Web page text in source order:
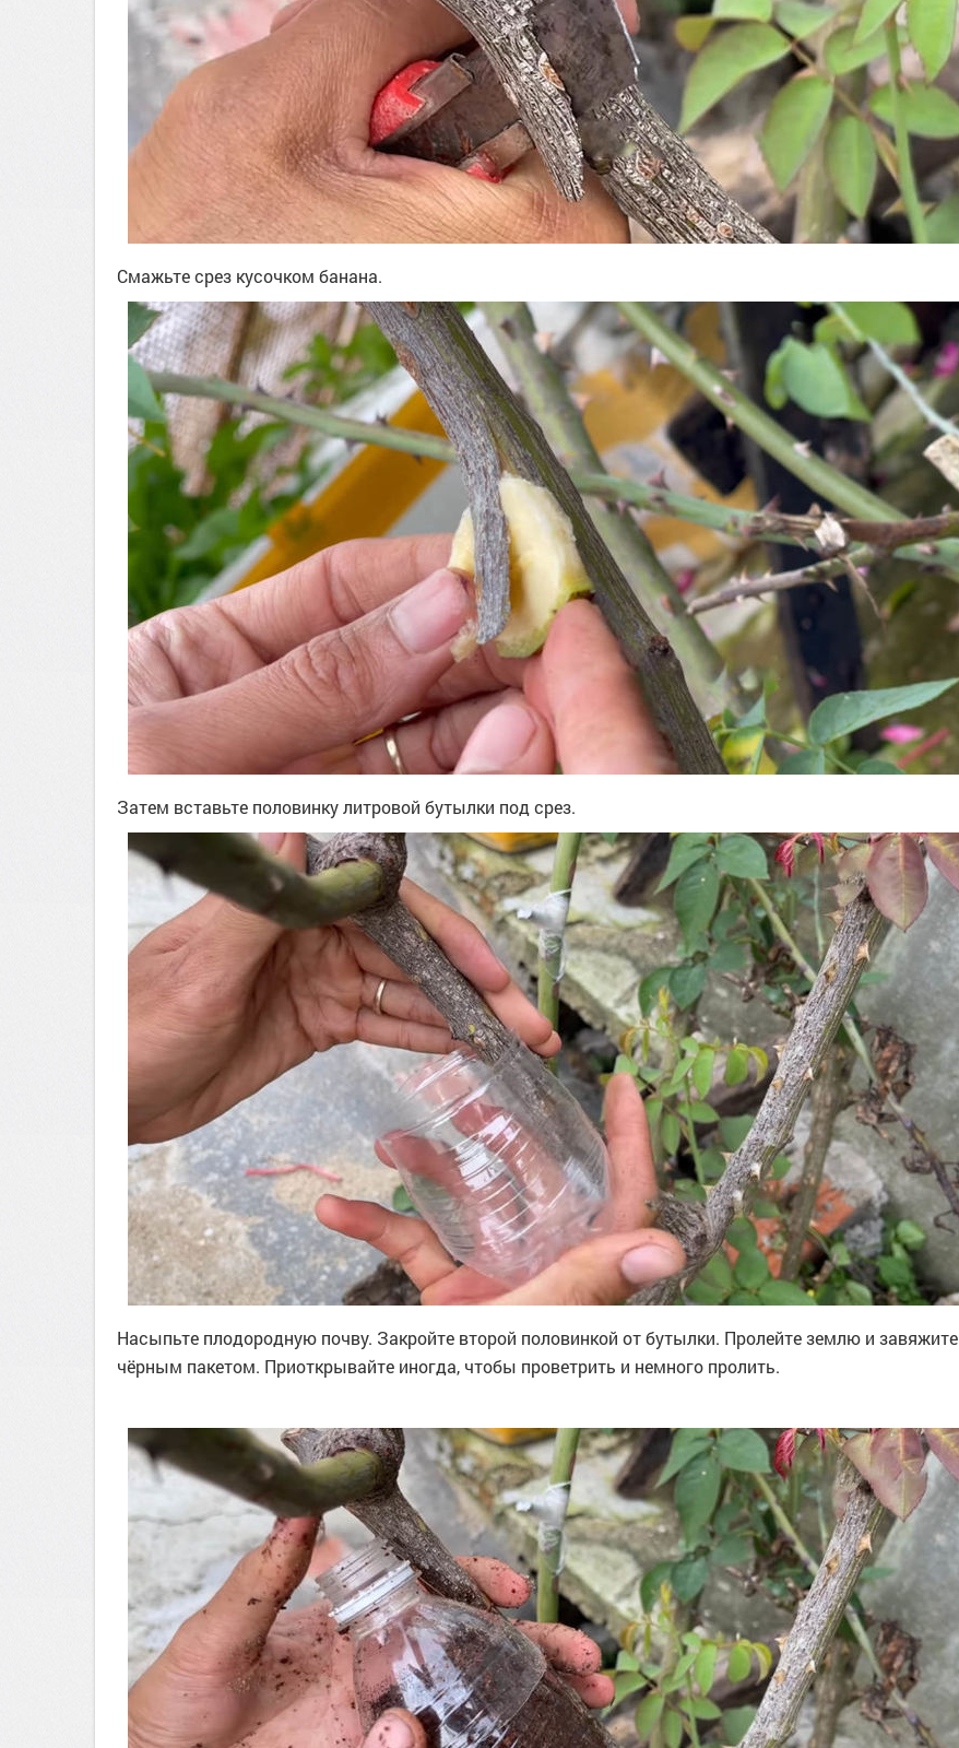
Смажьте срез кусочком банана.
Затем вставьте половинку литровой бутылки под срез.
Насыпьте плодородную почву. Закройте второй половинкой от бутылки. Пролейте землю и завяжите
чёрным пакетом. Приоткрывайте иногда, чтобы проветрить и немного пролить.